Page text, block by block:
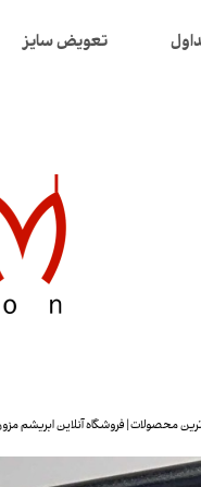
تعویض سایز
محصولات | فروشگاه آنلاین ابریشم